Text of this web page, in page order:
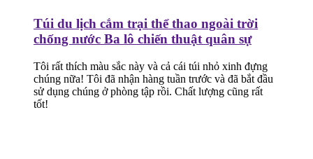
Túi du lịch cắm trại thể thao ngoài trời
chống nước Ba lô chiến thuật quân sự
Tôi rất thích màu sắc này và cả cái túi nhỏ xinh đựng
chúng nữa! Tôi đã nhận hàng tuần trước và đã bắt đầu
sử dụng chúng ở phòng tập rồi. Chất lượng cũng rất
tốt!